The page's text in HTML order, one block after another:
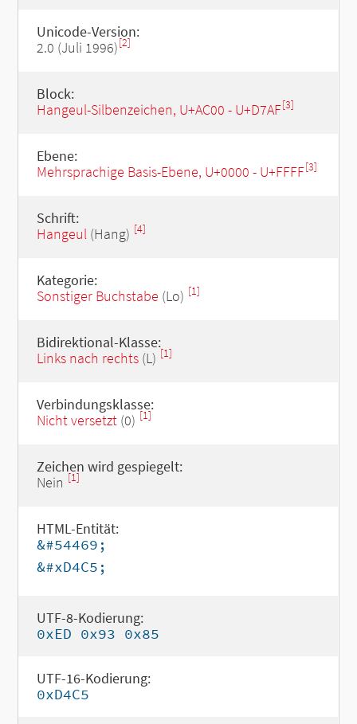
Unicode-Version:
2.0 (Juli 1996)[2]
Block:
Hangeul-Silbenzeichen, U+AC00 - U+D7AF[3]
Ebene:
Mehrsprachige Basis-Ebene, U+0000 - U+FFFF[3]
Schrift:
Hangeul(Hang) [4]
Kategorie:
Sonstiger Buchstabe (Lo) [1]
Bidirektional-Klasse:
Links nach rechts(L) [1]
Verbindungsklasse:
Nicht versetzt(0) [1]
Zeichen wird gespiegelt:
Nein [1]
HTML-Entität:
&#54469;
&#xD4C5;
UTF-8-Kodierung:
0xED 0x93 0x85
UTF-16-Kodierung:
0xD4C5